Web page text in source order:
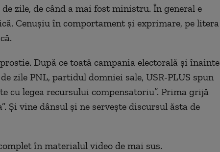
zile, de când a mai fost ministru. În general e
Cenușiu în comportament și exprimare, pe litera
După ce toată campania electorală și înainte
zile PNL, partidul domniei sale, USR-PLUS spun
cu legea recursului compensatoriu”. Prima grijă
Și vine dânsul și ne servește discursul ăsta de
în materialul video de mai sus.